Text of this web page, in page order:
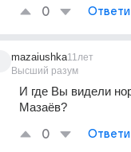
0
mazaiushka
Высший разум
11лет
И где Вы видели
Мазаёв?
0